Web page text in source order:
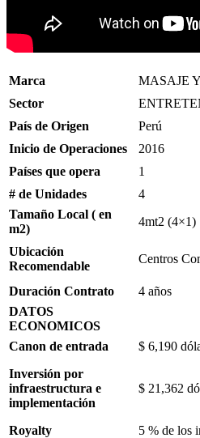
Marca
MASAJE
Sector
País de Origen
Perú
Inicio de Operaciones
2016
Países que opera
1
# de Unidades
4
Tamaño Local ( en
m2)
4mt2 (4×1)
Ubicación
Recomendable
Centros
Duración Contrato
4 años
DATOS
ECONOMICOS
Canon de entrada
$ 6,190
Inversión por
infraestructura e
implementación
$ 21,362
Royalty
5 % de los